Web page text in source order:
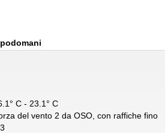
C - 23.1° C
del vento 2 da OSO, con raffiche fino